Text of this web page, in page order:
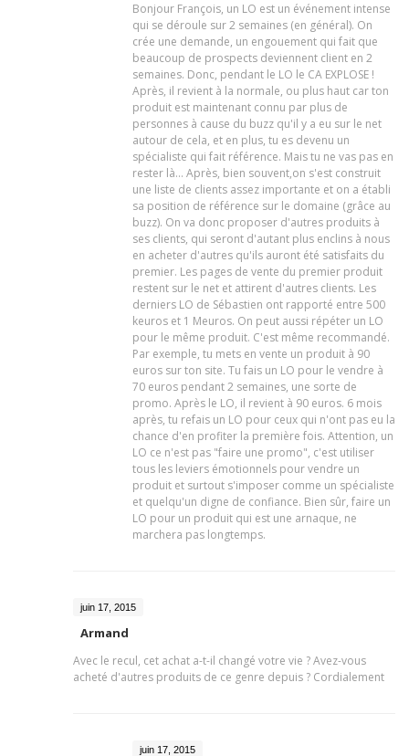
Bonjour François, un LO est un événement intense
qui se déroule sur 2 semaines (en général). On
crée une demande, un engouement qui fait que
beaucoup de prospects deviennent client en 2
semaines. Donc, pendant le LO le CA EXPLOSE !
Après, il revient à la normale, ou plus haut car ton
produit est maintenant connu par plus de
personnes à cause du buzz qu'il y a eu sur le net
autour de cela, et en plus, tu es devenu un
spécialiste qui fait référence. Mais tu ne vas pas en
rester là... Après, bien souvent,on s'est construit
une liste de clients assez importante et on a établi
sa position de référence sur le domaine (grâce au
buzz). On va donc proposer d'autres produits à
ses clients, qui seront d'autant plus enclins à nous
en acheter d'autres qu'ils auront été satisfaits du
premier. Les pages de vente du premier produit
restent sur le net et attirent d'autres clients. Les
derniers LO de Sébastien ont rapporté entre 500
keuros et 1 Meuros. On peut aussi répéter un LO
pour le même produit. C'est même recommandé.
Par exemple, tu mets en vente un produit à 90
euros sur ton site. Tu fais un LO pour le vendre à
70 euros pendant 2 semaines, une sorte de
promo. Après le LO, il revient à 90 euros. 6 mois
après, tu refais un LO pour ceux qui n'ont pas eu la
chance d'en profiter la première fois. Attention, un
LO ce n'est pas "faire une promo", c'est utiliser
tous les leviers émotionnels pour vendre un
produit et surtout s'imposer comme un spécialiste
et quelqu'un digne de confiance. Bien sûr, faire un
LO pour un produit qui est une arnaque, ne
marchera pas longtemps.
juin 17, 2015
Armand
Avec le recul, cet achat a-t-il changé votre vie ? Avez-vous
acheté d'autres produits de ce genre depuis ? Cordialement
juin 17, 2015